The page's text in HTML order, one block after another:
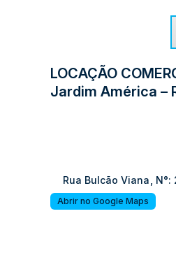
LOCAÇÃO
Jardim América –
Rua Bulcão Viana N°:
Abrir no Google Maps